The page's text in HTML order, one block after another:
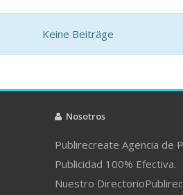
Keine Beiträge
Nosotros
Publirecreate Agencia de
Publicidad 100% Efectiva.
Nuestro